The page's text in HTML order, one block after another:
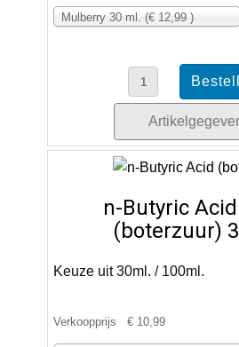
Mulberry 30 ml. (€ 12,99 )
n-Butyric Acid
(boterzuur)
Keuze uit 30ml. / 100ml.
Verkoopprijs € 10,99